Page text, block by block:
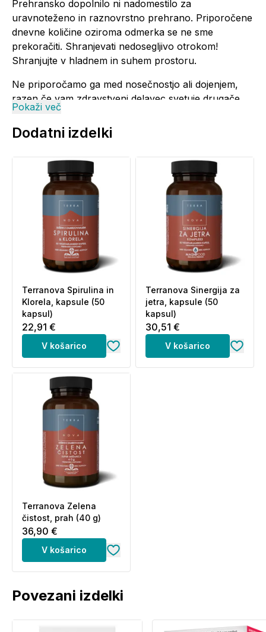
Prehransko dopolnilo ni nadomestilo za
uravnoteženo in raznovrstno prehrano. Priporočene
dnevne količine oziroma odmerka se ne sme
prekoračiti. Shranjevati nedosegljivo otrokom!
Shranjujte v hladnem in suhem prostoru.
Ne priporočamo ga med nosečnostjo ali dojenjem,
razen če vam zdravstveni delavec svetuje drugače.
Če jemljete zdravila na recept, se pred uporabo
izdelka posvetujte z zdravnikom.
Pokaži več
Dodatni izdelki
Terranova Spirulina in
Klorela, kapsule (50
kapsul)
22,91 €
V košarico
Terranova Sinergija za
jetra, kapsule (50
kapsul)
30,51 €
V košarico
Terranova Zelena
čistost, prah (40 g)
36,90 €
V košarico
Povezani izdelki